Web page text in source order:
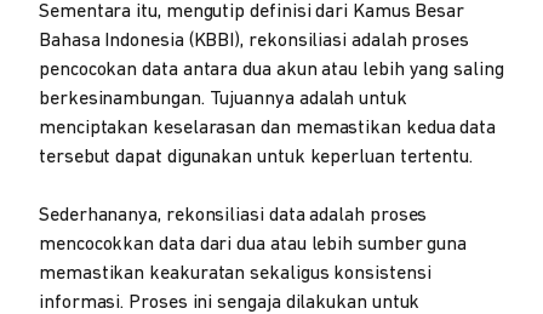
Sementara itu, mengutip definisi dari Kamus Besar
Bahasa Indonesia (KBBI), rekonsiliasi adalah proses
pencocokan data antara dua akun atau lebih yang saling
berkesinambungan. Tujuannya adalah untuk
menciptakan keselarasan dan memastikan kedua data
tersebut dapat digunakan untuk keperluan tertentu.
Sederhananya, rekonsiliasi data adalah proses
mencocokkan data dari dua atau lebih sumber guna
memastikan keakuratan sekaligus konsistensi
informasi. Proses ini sengaja dilakukan untuk